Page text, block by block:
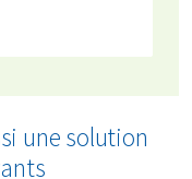
une solution